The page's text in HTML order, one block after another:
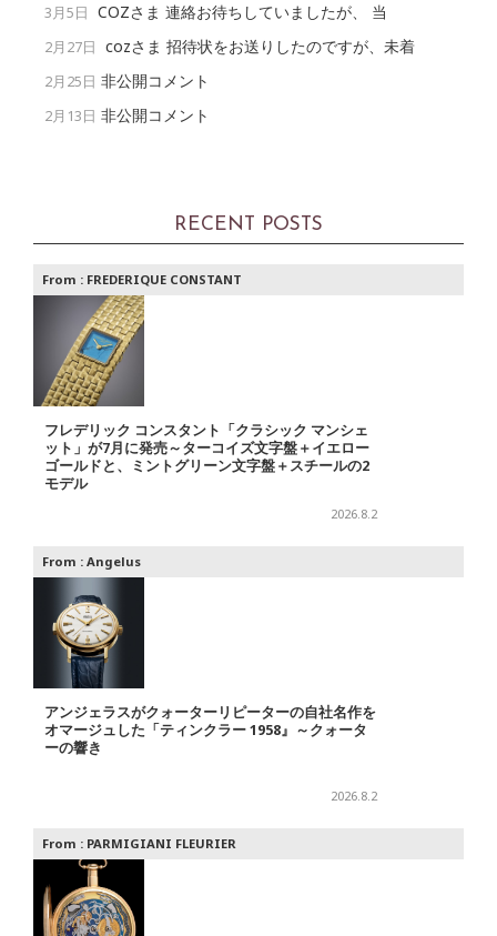
3月5日 COZさま 連絡お待ちしていましたが、 当
2月27日 cozさま 招待状をお送りしたのですが、未着
2月25日 非公開コメント
2月13日 非公開コメント
RECENT POSTS
From : FREDERIQUE CONSTANT
フレデリック コンスタント「クラシック マンシェ
ット」が7月に発売～ターコイズ文字盤＋イエロー
ゴールドと、ミントグリーン文字盤＋スチールの2
モデル
2026.8.2
From : Angelus
アンジェラスがクォーターリピーターの自社名作を
オマージュした「ティンクラー 1958』～クォータ
ーの響き
2026.8.2
From : PARMIGIANI FLEURIER